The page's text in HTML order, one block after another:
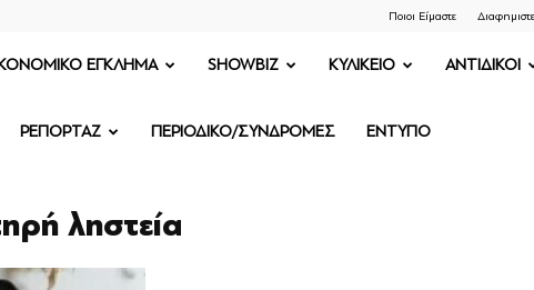
Ποιοι Είμαστε
ΕΓΚΛΗΜΑ SHOWBIZ ΚΥΛΙΚΕΙΟ ΑΝΤΙΔΙΚΟΙ
ΡΕΠΟΡΤΑΖ ΠΕΡΙΟΔΙΚΟ/ΣΥΝΔΡΟΜΕΣ ΕΝΤΥΠΟ
ληστεία